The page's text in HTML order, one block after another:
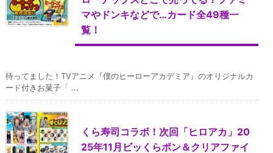
マやドンキなどで…カード全49種一
覧！
待ってました！TVアニメ『僕のヒーローアカデミア』のオリジナルカ
ード付きお菓子「 ...
くら寿司コラボ！次回「ヒロアカ」20
25年11月ビッくらポン＆クリアファイ